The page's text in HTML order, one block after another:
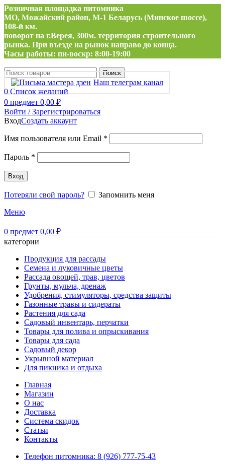
Розничная площадка питомника
МО, Можайский район, М-1 Беларусь (Минское шоссе),
108-й км.
поворот на г.Верея, 300м. территория строительного
рынка. При въезде на рынок направо до конца.
Часы работы: пн-воскр: 8:00-19:00
Поиск
Наш телеграм канал
0 Список желаний
0 предмет 0,00 ₽
Войти / Зарегистрироваться
ВходСоздать аккаунт
Имя пользователя или Email *
Пароль *
Вход
Потеряли свой пароль?
Запомнить меня
Меню
0 предмет 0,00 ₽
категории
Продукция для рассады
Семена и луковичные цветы
Рассада овощей, трав, цветов
Грунты, мульча, дренаж
Удобрения, стимуляторы, средства защиты
Газонные травы и сидераты
Растения для сада
Садовый инвентарь, перчатки
Товары для полива и опрыскивания
Товары для сада
Садовый декор
Укрывной материал
Для пикника и отдыха
Главная
Магазин
О нас
Доставка
Система скидок
Статьи
Контакты
Телефон питомника: 8 (926) 777-75-43